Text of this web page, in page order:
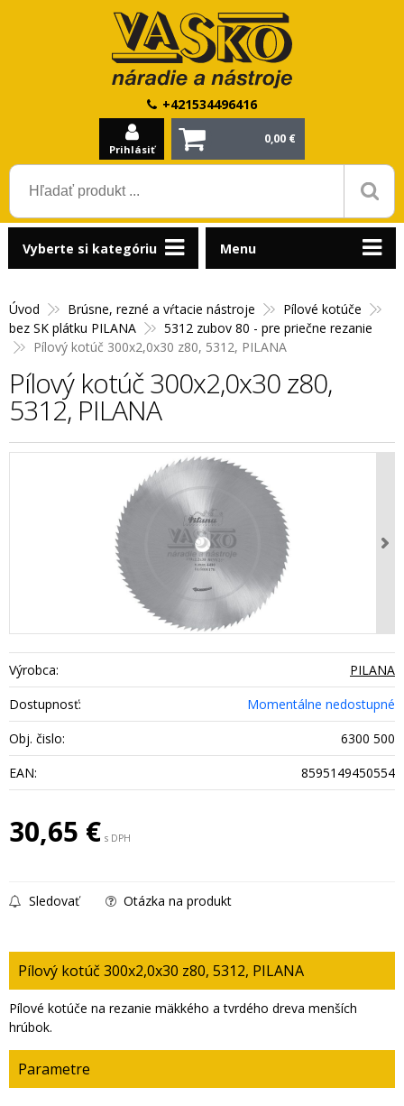
+421534496416
Prihlásiť
0,00 €
Úvod Brúsne, rezné a vŕtacie nástroje
Pílové kotúče
bez SK plátku PILANA
5312 zubov 80 - pre priečne rezanie
Pílový kotúč 300x2,0x30 z80, 5312, PILANA
Pílový kotúč 300x2,0x30 z80,
5312, PILANA
Výrobca:
PILANA
Dostupnosť:
Momentálne nedostupné
Obj. čislo:
6300 500
EAN:
8595149450554
30,65 € s DPH
Sledovať Otázka na produkt
Pílový kotúč 300x2,0x30 z80, 5312, PILANA
Pílové kotúče na rezanie mäkkého a tvrdého dreva menších
hrúbok.
Parametre
Vyberte si kategóriu Menu